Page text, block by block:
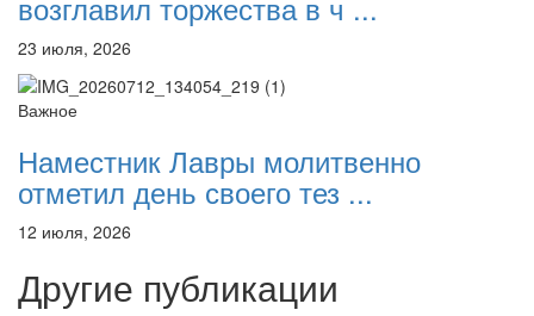
23 июля, 2026
Важное
Наместник Лавры молитвенно
отметил день своего тез ...
12 июля, 2026
Другие публикации